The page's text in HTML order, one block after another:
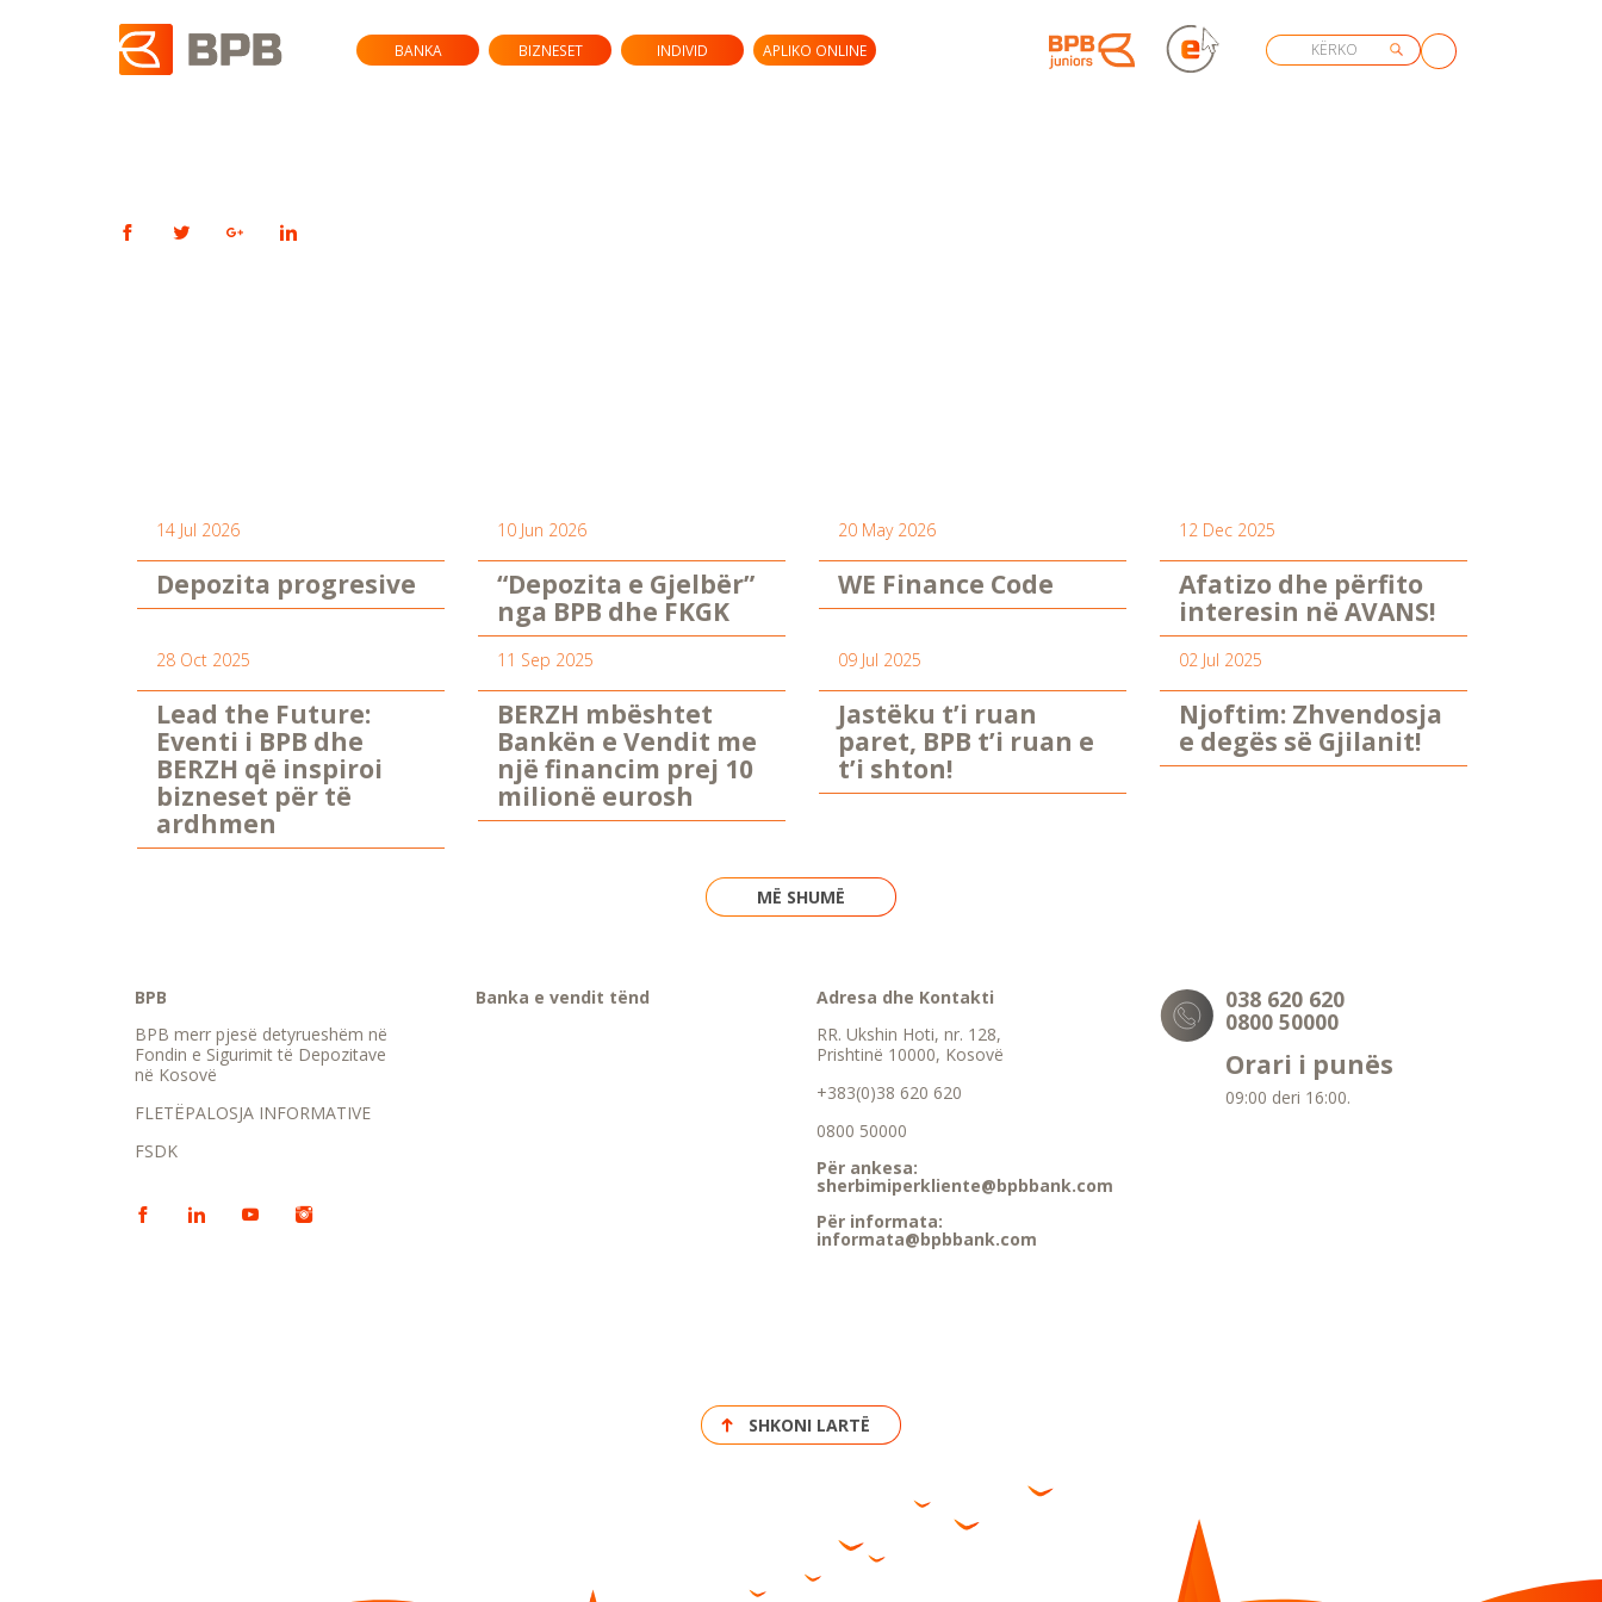
BANKA BIZNESET INDIVID APLIKO ONLINE
14 Jul 2026
Depozita progresive
10 Jun 2026
“Depozita e Gjelbër”
nga BPB dhe FKGK
20 May 2026
WE Finance Code
12 Dec 2025
Afatizo dhe përfito
interesin në AVANS!
28 Oct 2025
Lead the Future:
Eventi i BPB dhe
BERZH që inspiroi
bizneset për të
ardhmen
11 Sep 2025
BERZH mbështet
Bankën e Vendit me
një financim prej 10
milionë eurosh
09 Jul 2025
Jastëku t’i ruan
paret, BPB t’i ruan e
t’i shton!
02 Jul 2025
Njoftim: Zhvendosja
e degës së Gjilanit!
MË SHUMË
BPB
BPB merr pjesë detyrueshëm në
Fondin e Sigurimit të Depozitave
në Kosovë
FLETËPALOSJA INFORMATIVE
FSDK
Banka e vendit tënd
Adresa dhe Kontakti
RR. Ukshin Hoti, nr. 128,
Prishtinë 10000, Kosovë
+383(0)38 620 620
0800 50000
Për ankesa:
sherbimiperkliente@bpbbank.com
Për informata:
informata@bpbbank.com
038 620 620
0800 50000
Orari i punës
09:00 deri 16:00.
SHKONI LARTË